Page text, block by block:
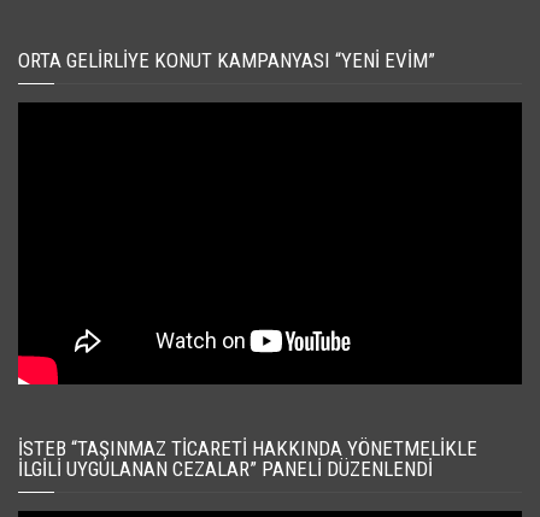
ORTA GELIRLIYE KONUT KAMPANYASI “YENI EVIM”
İSTEB “TAŞINMAZ TICARETI HAKKINDA YÖNETMELIKLE
İLGILI UYGULANAN CEZALAR” PANELI DÜZENLENDI